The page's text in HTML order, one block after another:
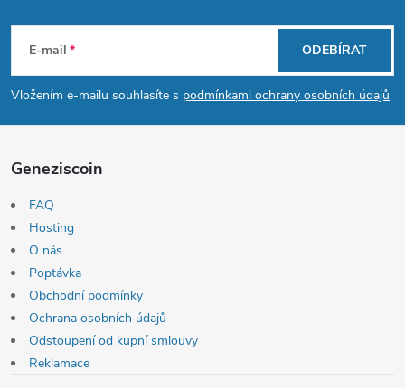
p
E-mail
Vložením e-mailu souhlasíte s podmínkami ochrany osobních údajů
ODEBÍRAT
Geneziscoin
FAQ
Hosting
O nás
Poptávka
Obchodní podmínky
Ochrana osobních údajů
Odstoupení od kupní smlouvy
Reklamace